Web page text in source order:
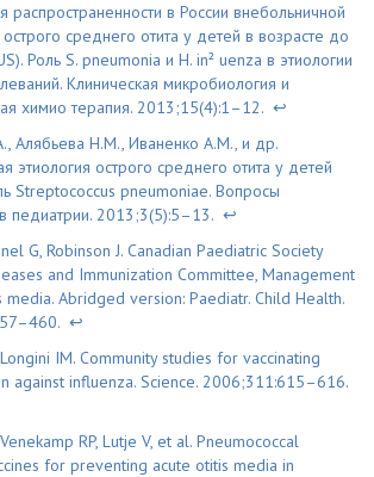
распространенности в России внебольничной
среднего отита у детей в возрасте до
Роль S. pneumonia и H. in² uenza в этиологии
Клиническая микробиология и
химио терапия. 2013;15(4):1–12. ↩
Алябьева Н.М., Иваненко А.М., и др.
этиология острого среднего отита у детей
Streptococcus pneumoniаe. Вопросы
в педиатрии. 2013;3(5):5–13. ↩
G, Robinson J. Canadian Paediatric Society
and Immunization Committee, Management
Abridged version: Paediatr. Child Health.
↩
IM. Сommunity studies for vaccinating
against influenza. Science. 2006;311:615–616.
RP, Lutje V, et al. Pneumococcal
for preventing acute otitis media in